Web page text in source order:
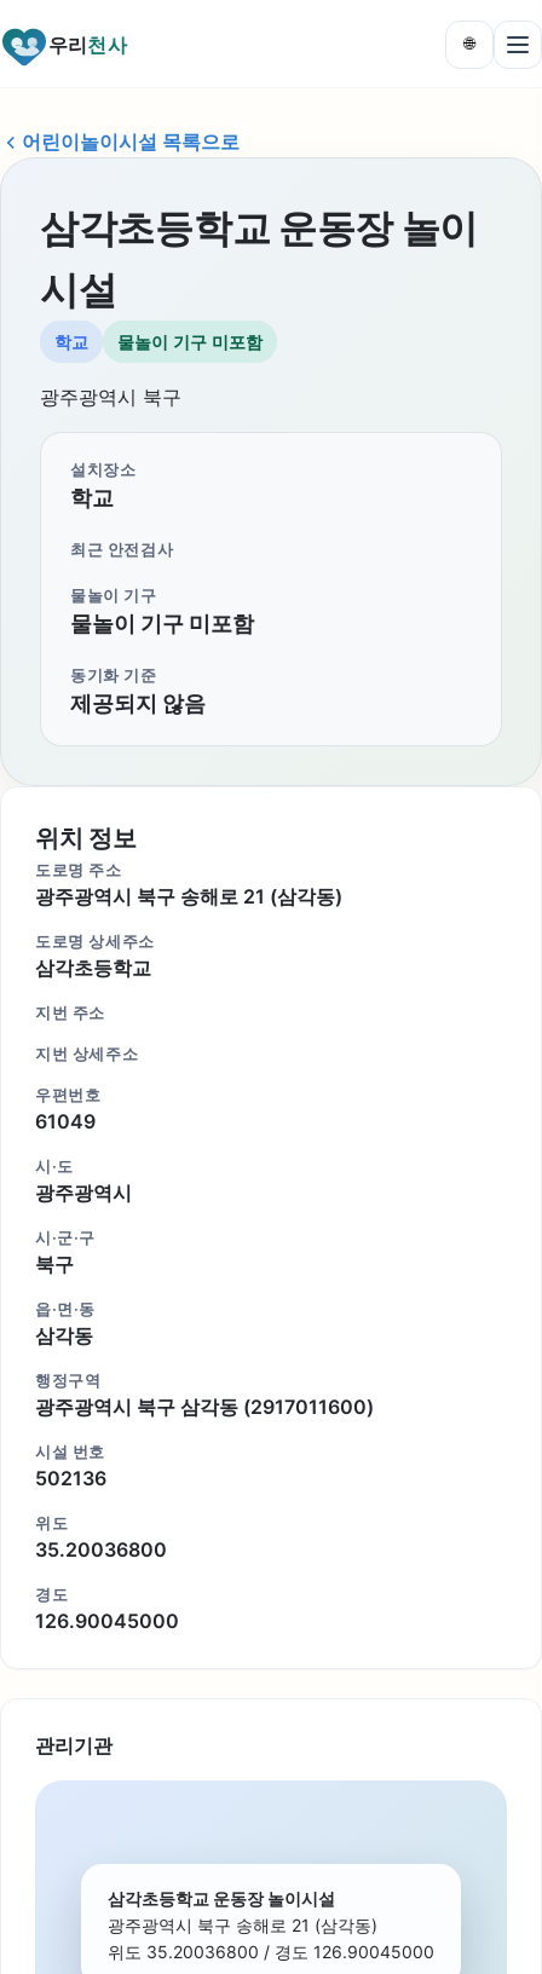
우리천사 🌐
어린이놀이시설 목록으로
삼각초등학교 운동장 놀이
시설
학교 물놀이 기구 미포함
광주광역시 북구
설치장소
학교
최근 안전검사
물놀이 기구
물놀이 기구 미포함
동기화 기준
제공되지 않음
위치 정보
도로명 주소
광주광역시 북구 송해로 21 (삼각동)
도로명 상세주소
삼각초등학교
지번 주소
지번 상세주소
우편번호
61049
시·도
광주광역시
시·군·구
북구
읍·면·동
삼각동
행정구역
광주광역시 북구 삼각동 (2917011600)
시설 번호
502136
위도
35.20036800
경도
126.90045000
관리기관
삼각초등학교 운동장 놀이시설
광주광역시 북구 송해로 21 (삼각동)
위도 35.20036800 / 경도 126.90045000